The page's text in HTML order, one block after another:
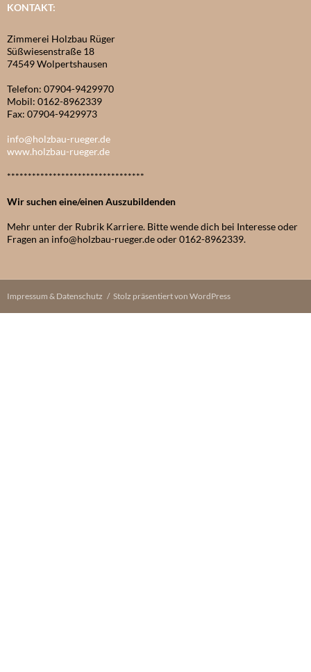
KONTAKT:
Zimmerei Holzbau Rüger
Süßwiesenstraße 18
74549 Wolpertshausen
Telefon: 07904-9429970
Mobil: 0162-8962339
Fax: 07904-9429973
info@holzbau-rueger.de
www.holzbau-rueger.de
*********************************
Wir suchen eine/einen Auszubildenden
Mehr unter der Rubrik Karriere. Bitte wende dich bei Interesse oder
Fragen an info@holzbau-rueger.de oder 0162-8962339.
Impressum & Datenschutz Stolz präsentiert von WordPress